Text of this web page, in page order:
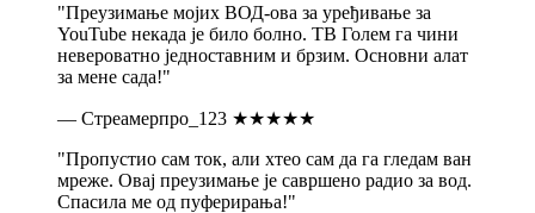
"Преузимање мојих ВОД-ова за уређивање за
YouTube некада је било болно. ТВ Голем га чини
невероватно једноставним и брзим. Основни алат
за мене сада!"
— Стреамерпро_123 ★★★★★
"Пропустио сам ток, али хтео сам да га гледам ван
мреже. Овај преузимање је савршено радио за вод.
Спасила ме од пуферирања!"